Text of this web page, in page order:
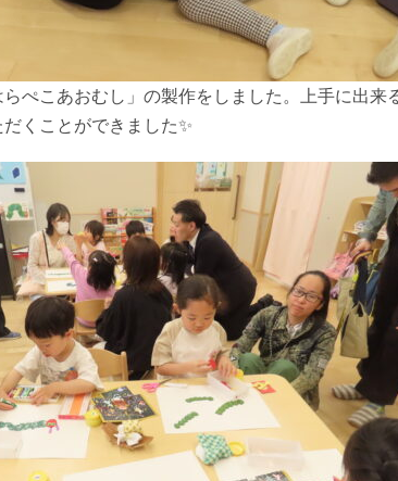
らぺこあおむし」の製作をしました。上手に出
くことができました✨